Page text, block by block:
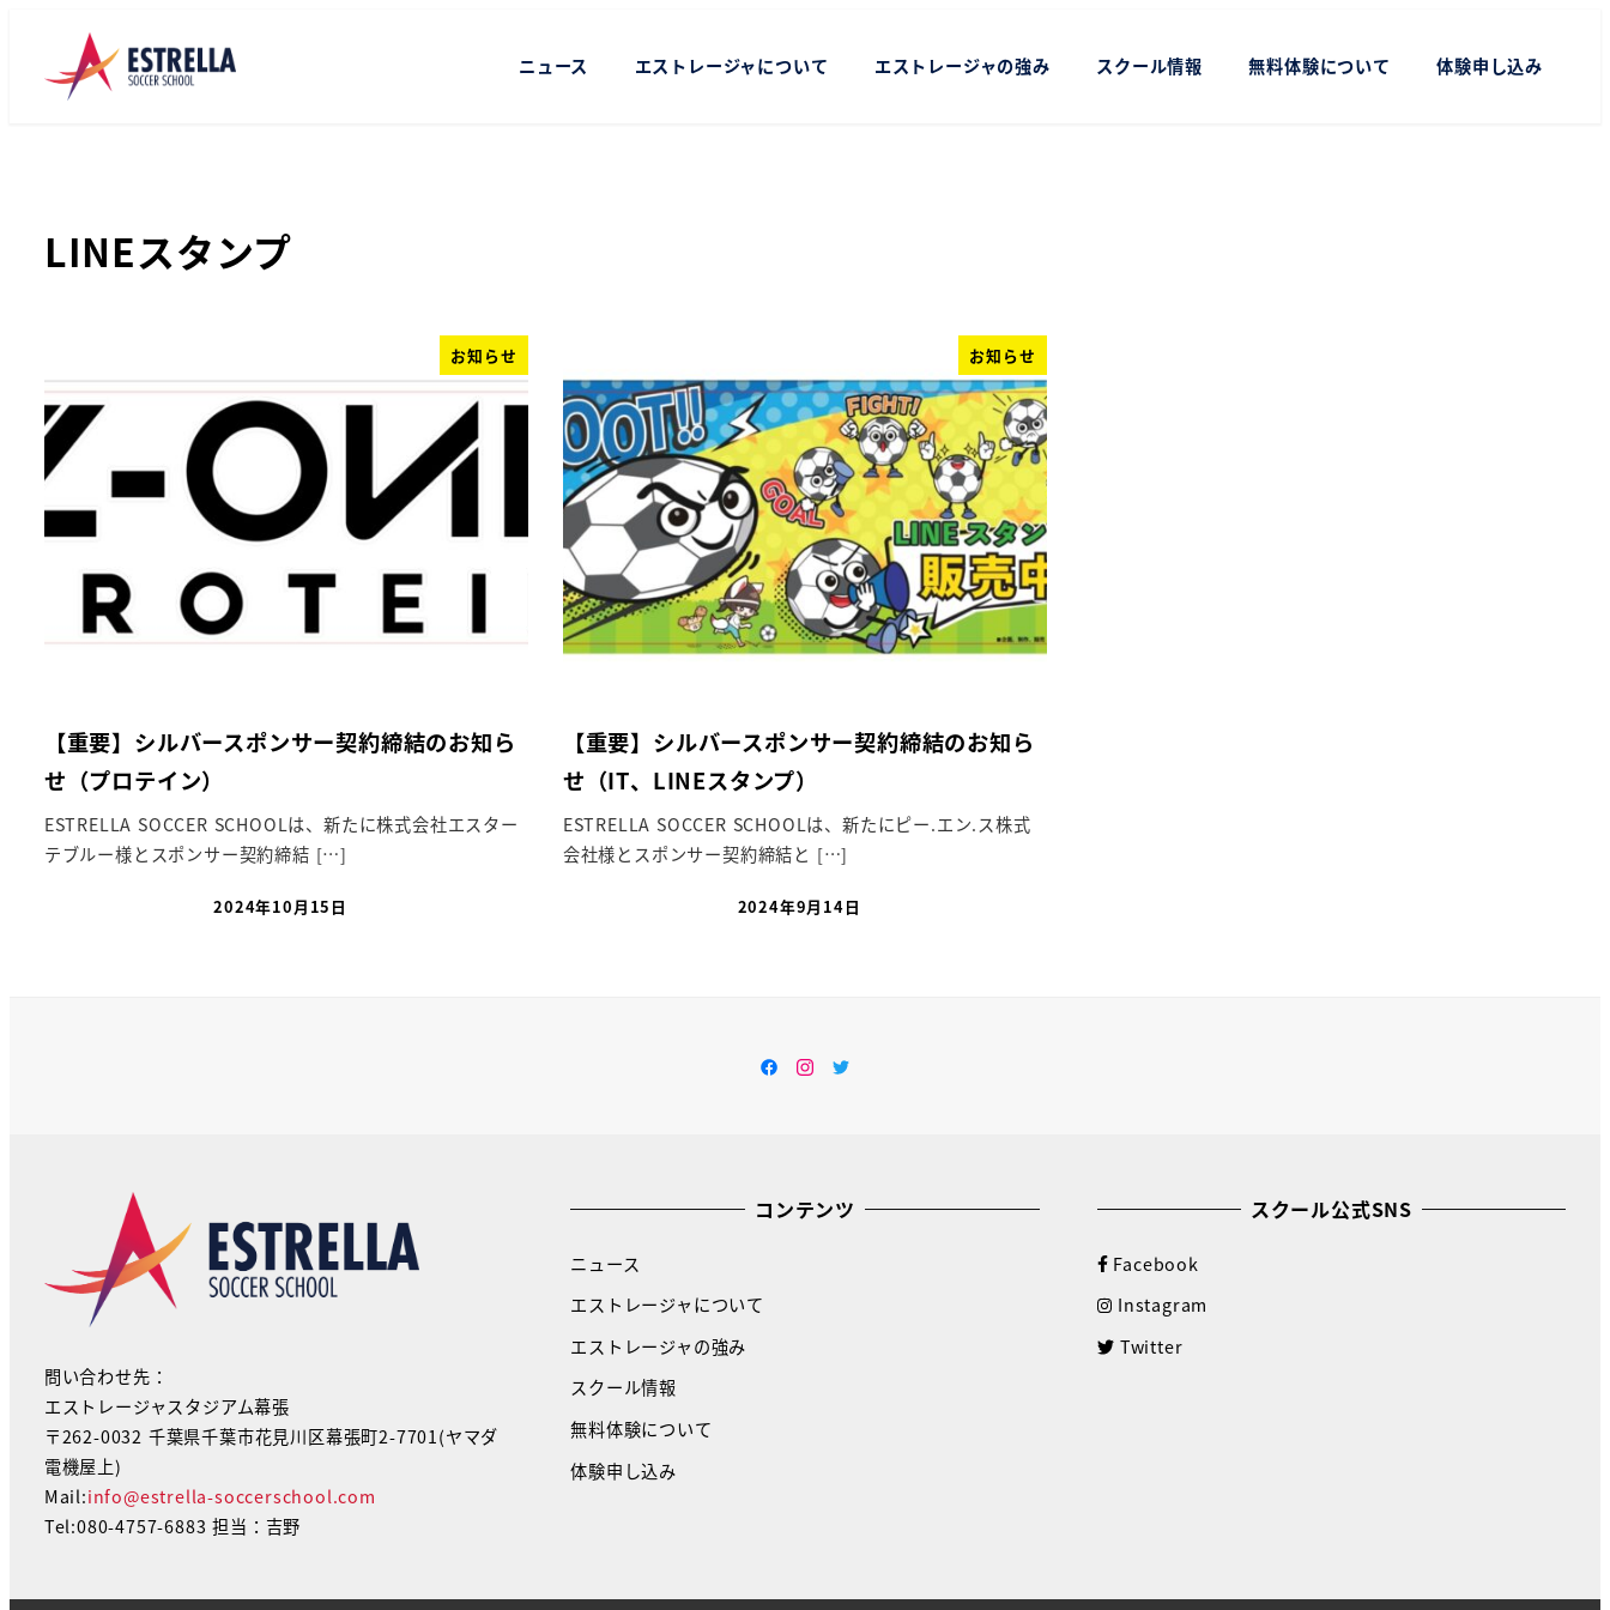
ニュース エストレージャについて エストレージャの強み スクール情報 無料体験について 体験申し込み
LINEスタンプ
お知らせ
【重要】シルバースポンサー契約締結のお知ら
せ（プロテイン）
ESTRELLA SOCCER SCHOOLは、新たに株式会社エスター
テブルー様とスポンサー契約締結 […]
2024年10月15日
お知らせ
【重要】シルバースポンサー契約締結のお知ら
せ（IT、LINEスタンプ）
ESTRELLA SOCCER SCHOOLは、新たにピー.エン.ス株式
会社様とスポンサー契約締結と […]
2024年9月14日
Facebook
問い合わせ先：
エストレージャスタジアム幕張
〒262-0032 千葉県千葉市花見川区幕張町2-7701(ヤマダ
電機屋上)
Mail:info@estrella-soccerschool.com
Tel:080-4757-6883 担当：吉野
コンテンツ
ニュース
エストレージャについて
エストレージャの強み
スクール情報
無料体験について
体験申し込み
スクール公式SNS
Facebook
Instagram
Twitter